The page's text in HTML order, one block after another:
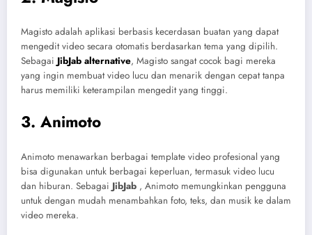
Magisto adalah aplikasi berbasis kecerdasan buatan yang dapat
mengedit video secara otomatis berdasarkan tema yang dipilih.
Sebagai JibJab alternative, Magisto sangat cocok bagi mereka
yang ingin membuat video lucu dan menarik dengan cepat tanpa
harus memiliki keterampilan mengedit yang tinggi.
3. Animoto
Animoto menawarkan berbagai template video profesional yang
bisa digunakan untuk berbagai keperluan, termasuk video lucu
dan hiburan. Sebagai JibJab , Animoto memungkinkan pengguna
untuk dengan mudah menambahkan foto, teks, dan musik ke dalam
video mereka.